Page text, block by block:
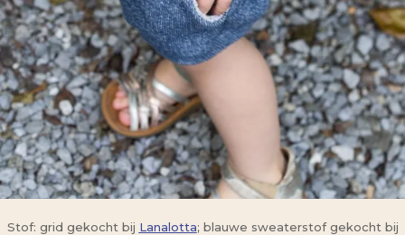
Stof: grid gekocht bij Lanalotta; blauwe sweaterstof gekocht bij